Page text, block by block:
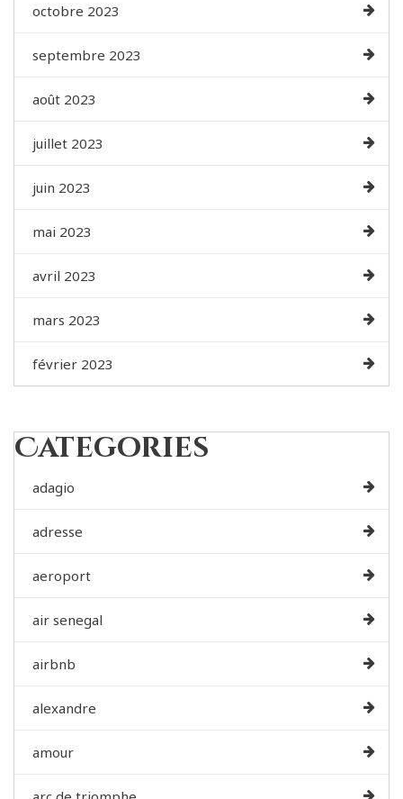
octobre 2023
septembre 2023
août 2023
juillet 2023
juin 2023
mai 2023
avril 2023
mars 2023
février 2023
Categories
adagio
adresse
aeroport
air senegal
airbnb
alexandre
amour